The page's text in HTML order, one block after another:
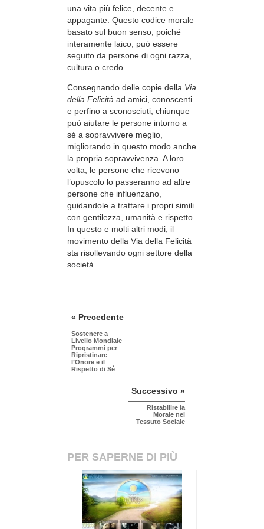
una vita più felice, decente e
appagante. Questo codice morale
basato sul buon senso, poiché
interamente laico, può essere
seguito da persone di ogni razza,
cultura o credo.
Consegnando delle copie della Via
della Felicità ad amici, conoscenti
e perfino a sconosciuti, chiunque
può aiutare le persone intorno a
sé a sopravvivere meglio,
migliorando in questo modo anche
la propria sopravvivenza. A loro
volta, le persone che ricevono
l’opuscolo lo passeranno ad altre
persone che influenzano,
guidandole a trattare i propri simili
con gentilezza, umanità e rispetto.
In questo e molti altri modi, il
movimento della Via della Felicità
sta risollevando ogni settore della
società.
« Precedente
Sostenere a
Livello Mondiale
Programmi per
Ripristinare
l’Onore e il
Rispetto di Sé
Successivo »
Ristabilire la
Morale nel
Tessuto Sociale
PER SAPERNE DI PIÙ